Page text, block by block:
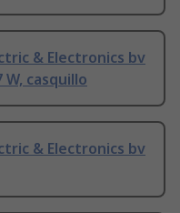
& Electronics bv
casquillo
& Electronics bv